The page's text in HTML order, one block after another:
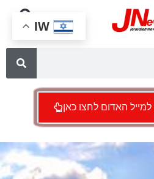
האדום לחצו כאן
IW